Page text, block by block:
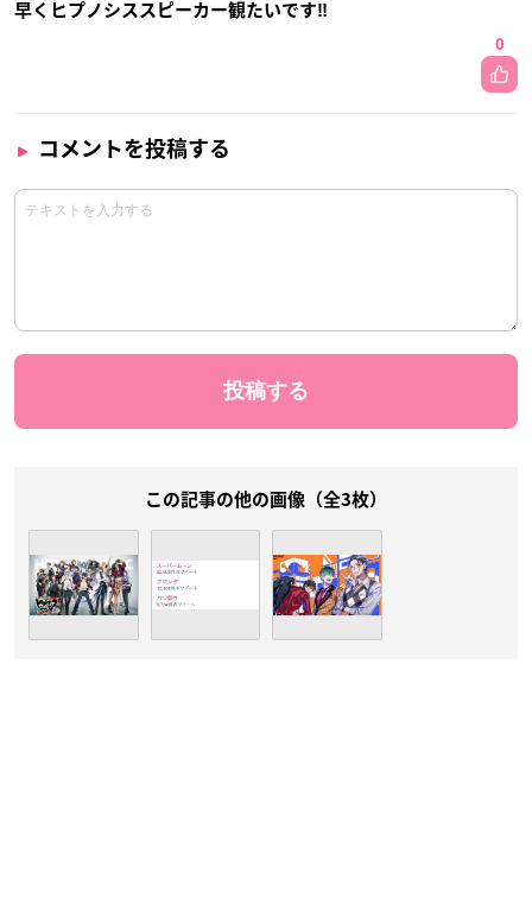
早くヒプノシススピーカー観たいです‼️
0
コメントを投稿する
この記事の他の画像（全3枚）